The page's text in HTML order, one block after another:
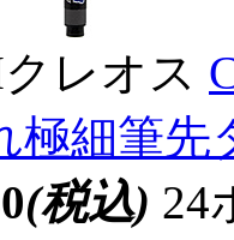
レオス
極細筆先
(税込) 24